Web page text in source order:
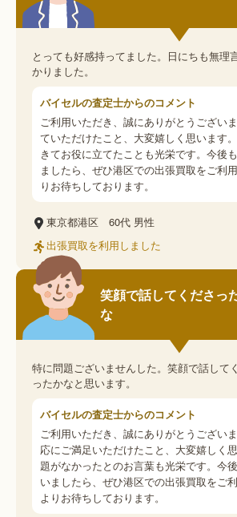
とっても好感持ってました。日にちも無理
かりました。
バイセルの査定士からのコメント
ご利用いただき、誠にありがとうござい
ていただけたこと、大変嬉しく思います
きてお役に立てたことも光栄です。今後
ましたら、ぜひ港区での出張買取をご利
りお待ちしております。
東京都港区 60代 男性
出張買取を利用しました
笑顔で話してくださっ
な
特に問題ございませんした。笑顔で話して
ったかなと思います。
バイセルの査定士からのコメント
ご利用いただき、誠にありがとうござい
応にご満足いただけたこと、大変嬉しく
題がなかったとのお言葉も光栄です。今
いましたら、ぜひ港区での出張買取をご
よりお待ちしております。